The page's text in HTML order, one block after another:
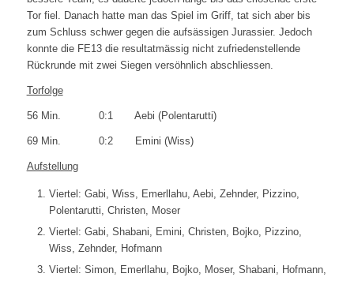
Tor fiel. Danach hatte man das Spiel im Griff, tat sich aber bis
zum Schluss schwer gegen die aufsässigen Jurassier. Jedoch
konnte die FE13 die resultatmässig nicht zufriedenstellende
Rückrunde mit zwei Siegen versöhnlich abschliessen.
Torfolge
56 Min. 0:1 Aebi (Polentarutti)
69 Min. 0:2 Emini (Wiss)
Aufstellung
Viertel: Gabi, Wiss, Emerllahu, Aebi, Zehnder, Pizzino,
Polentarutti, Christen, Moser
Viertel: Gabi, Shabani, Emini, Christen, Bojko, Pizzino,
Wiss, Zehnder, Hofmann
Viertel: Simon, Emerllahu, Bojko, Moser, Shabani, Hofmann,